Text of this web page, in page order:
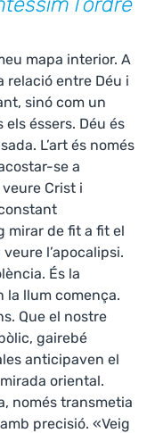
mapa interior. A
relació entre Déu i
sinó com un
éssers. Déu és
L’art és només
se a
Crist i
mirar de fit a fit el
l’apocalipsi.
És la
la llum comença.
Que el nostre
gairebé
anticipaven el
oriental.
només transmetia
precisió. «Veig